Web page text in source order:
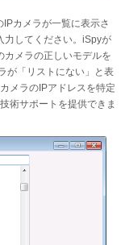
IPカメラが一覧に表示さ
力してください。iSpyが
カメラの正しいモデルを
が「リストにない」と表
メラのIPアドレスを特定
術サポートを提供できま